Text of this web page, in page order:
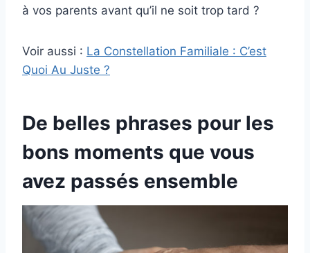
à vos parents avant qu’il ne soit trop tard ?
Voir aussi : La Constellation Familiale : C’est
Quoi Au Juste ?
De belles phrases pour les
bons moments que vous
avez passés ensemble